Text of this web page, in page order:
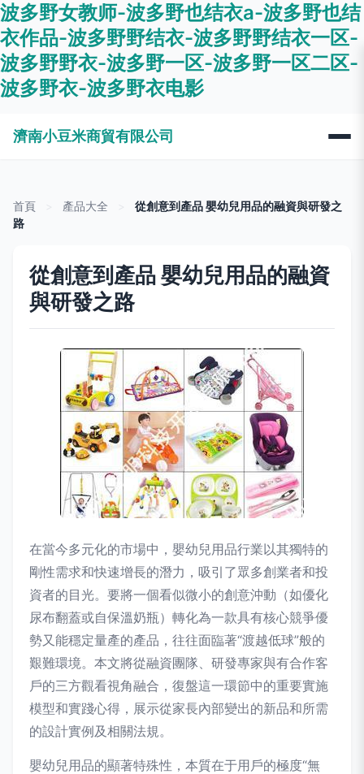
波多野女教师-波多野也结衣a-波多野也结
衣作品-波多野野结衣-波多野野结衣一区-
波多野野衣-波多野一区-波多野一区二区-
波多野衣-波多野衣电影
濟南小豆米商貿有限公司
首頁 產品大全
從創意到產品 嬰幼兒用品的融資與研發之
路
從創意到產品 嬰幼兒用品的融資
與研發之路
在當今多元化的市場中，嬰幼兒用品行業以其獨特的
剛性需求和快速增長的潛力，吸引了眾多創業者和投
資者的目光。要將一個看似微小的創意沖動（如優化
尿布翻蓋或自保溫奶瓶）轉化為一款具有核心競爭優
勢又能穩定量產的產品，往往面臨著“渡越低球”般的
艱難環境。本文將從融資團隊、研發專家與有合作客
戶的三方觀看視角融合，復盤這一環節中的重要實施
模型和實踐心得，展示從家長內部變出的新品和所需
的設計實例及相關法規。
嬰幼兒用品的顯著特殊性，本質在于用戶的極度“無